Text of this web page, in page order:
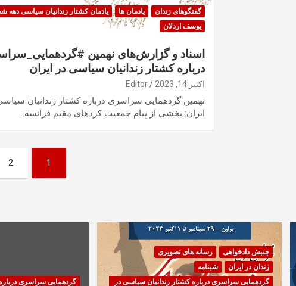
گفتگوهای زندان یادمان ها
یادمان کشتار زندانیان سیاسی
یوسف اردلان
اسناد و گزارش‌های نهمین
درباره کشتار زندانیان سیاسی در ایران
اکتبر 14, 2023 Editor
نهمین گردهمایی سراسری درباره کشتار زندانیان
ایران: بخشی از پیام جمعیت کردهای مقیم فرانسە…
1
2
جنبش دادخواهی
رسانه های تصویری
زندان در ایران
شبنامه
گردهمایی سراسری درباره کشتار زندانیان سیاسی در
گردهمایی سراسری